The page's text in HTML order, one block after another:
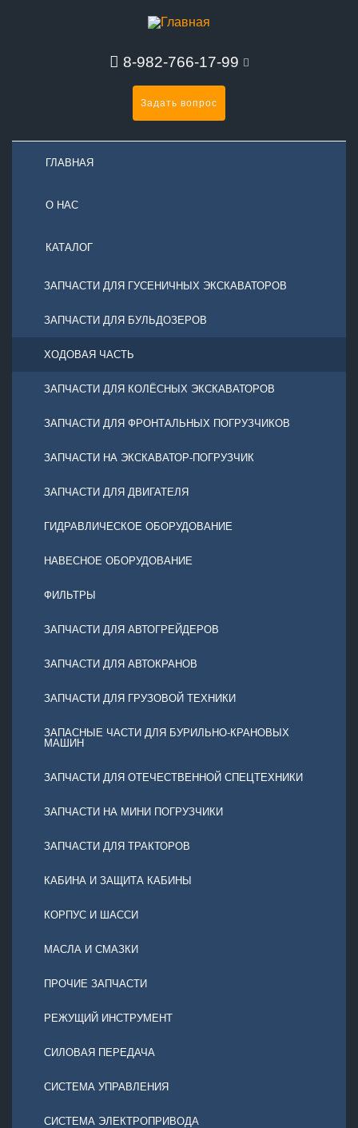
8-982-766-17-99
Задать вопрос
ГЛАВНАЯ
О НАС
КАТАЛОГ
ЗАПЧАСТИ ДЛЯ ГУСЕНИЧНЫХ ЭКСКАВАТОРОВ
ЗАПЧАСТИ ДЛЯ БУЛЬДОЗЕРОВ
ХОДОВАЯ ЧАСТЬ
ЗАПЧАСТИ ДЛЯ КОЛЁСНЫХ ЭКСКАВАТОРОВ
ЗАПЧАСТИ ДЛЯ ФРОНТАЛЬНЫХ ПОГРУЗЧИКОВ
ЗАПЧАСТИ НА ЭКСКАВАТОР-ПОГРУЗЧИК
ЗАПЧАСТИ ДЛЯ ДВИГАТЕЛЯ
ГИДРАВЛИЧЕСКОЕ ОБОРУДОВАНИЕ
НАВЕСНОЕ ОБОРУДОВАНИЕ
ФИЛЬТРЫ
ЗАПЧАСТИ ДЛЯ АВТОГРЕЙДЕРОВ
ЗАПЧАСТИ ДЛЯ АВТОКРАНОВ
ЗАПЧАСТИ ДЛЯ ГРУЗОВОЙ ТЕХНИКИ
ЗАПАСНЫЕ ЧАСТИ ДЛЯ БУРИЛЬНО-КРАНОВЫХ
МАШИН
ЗАПЧАСТИ ДЛЯ ОТЕЧЕСТВЕННОЙ СПЕЦТЕХНИКИ
ЗАПЧАСТИ НА МИНИ ПОГРУЗЧИКИ
ЗАПЧАСТИ ДЛЯ ТРАКТОРОВ
КАБИНА И ЗАЩИТА КАБИНЫ
КОРПУС И ШАССИ
МАСЛА И СМАЗКИ
ПРОЧИЕ ЗАПЧАСТИ
РЕЖУЩИЙ ИНСТРУМЕНТ
СИЛОВАЯ ПЕРЕДАЧА
СИСТЕМА УПРАВЛЕНИЯ
СИСТЕМА ЭЛЕКТРОПРИВОДА